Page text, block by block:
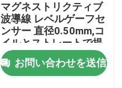
マグネストリクティブ
波導線 レベルゲーフセ
ンサー 直径0.50mm,コ
イルとストレートで提
供
お問い合わせを送信